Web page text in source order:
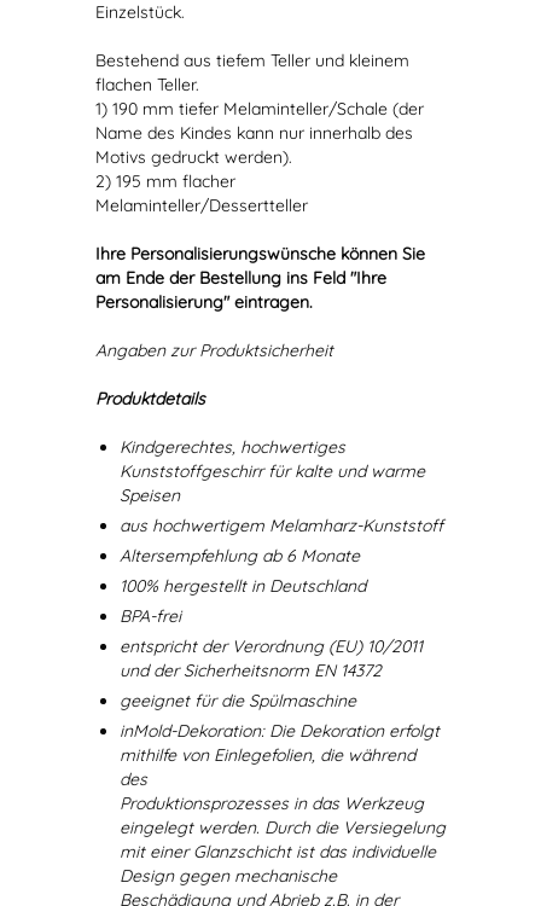
Einzelstück.
Bestehend aus tiefem Teller und kleinem
flachen Teller.
1) 190 mm tiefer Melaminteller/Schale (der
Name des Kindes kann nur innerhalb des
Motivs gedruckt werden).
2) 195 mm flacher
Melaminteller/Dessertteller
Ihre Personalisierungswünsche können Sie
am Ende der Bestellung ins Feld "Ihre
Personalisierung" eintragen.
Angaben zur Produktsicherheit
Produktdetails
Kindgerechtes, hochwertiges
Kunststoffgeschirr für kalte und warme
Speisen
aus hochwertigem Melamharz-Kunststoff
Altersempfehlung ab 6 Monate
100% hergestellt in Deutschland
BPA-frei
entspricht der Verordnung (EU) 10/2011
und der Sicherheitsnorm EN 14372
geeignet für die Spülmaschine
inMold-Dekoration: Die Dekoration erfolgt
mithilfe von Einlegefolien, die während
des
Produktionsprozesses in das Werkzeug
eingelegt werden. Durch die Versiegelung
mit einer Glanzschicht ist das individuelle
Design gegen mechanische
Beschädigung und Abrieb z.B. in der